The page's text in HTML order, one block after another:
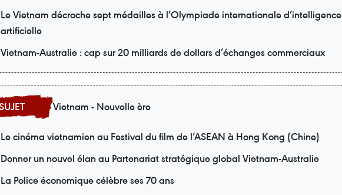
Le Vietnam décroche sept médailles à l’Olympiade internationale d’intelligence
artificielle
Vietnam-Australie : cap sur 20 milliards de dollars d’échanges commerciaux
Vietnam - Nouvelle ère
Le cinéma vietnamien au Festival du film de l’ASEAN à Hong Kong (Chine)
Donner un nouvel élan au Partenariat stratégique global Vietnam-Australie
La Police économique célèbre ses 70 ans